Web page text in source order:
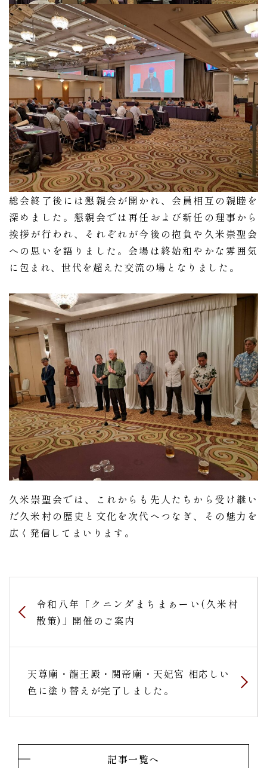
総会終了後には懇親会が開かれ、会員相互の親睦を
深めました。懇親会では再任および新任の理事から
挨拶が行われ、それぞれが今後の抱負や久米崇聖会
への思いを語りました。会場は終始和やかな雰囲気
に包まれ、世代を超えた交流の場となりました。
久米崇聖会では、これからも先人たちから受け継い
だ久米村の歴史と文化を次代へつなぎ、その魅力を
広く発信してまいります。
令和八年「クニンダまちまぁーい(久米村
散策)」開催のご案内
天尊廟・龍王殿・関帝廟・天妃宮 相応しい
色に塗り替えが完了しました。
記事一覧へ